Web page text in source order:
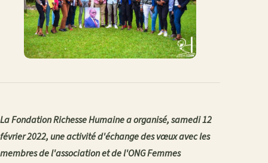
La Fondation Richesse Humaine a organisé, samedi 12
février 2022, une activité d'échange des vœux avec les
membres de l'association et de l'ONG Femmes